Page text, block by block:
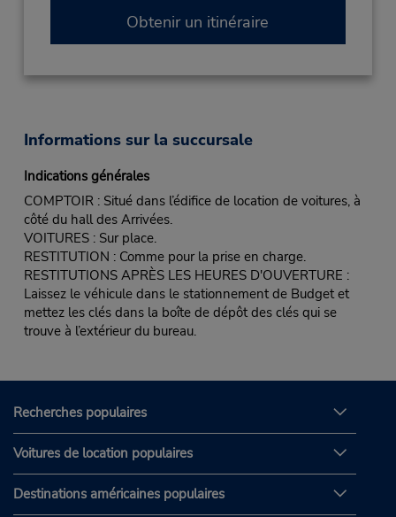
Obtenir un itinéraire
Informations sur la succursale
Indications générales
COMPTOIR : Situé dans l’édifice de location de voitures, à
côté du hall des Arrivées.
VOITURES : Sur place.
RESTITUTION : Comme pour la prise en charge.
RESTITUTIONS APRÈS LES HEURES D'OUVERTURE :
Laissez le véhicule dans le stationnement de Budget et
mettez les clés dans la boîte de dépôt des clés qui se
trouve à l’extérieur du bureau.
Recherches populaires
Voitures de location populaires
Destinations américaines populaires